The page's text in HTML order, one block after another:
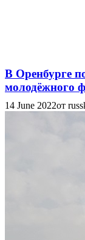
В Оренбурге
молодёжного
14 June 2022от